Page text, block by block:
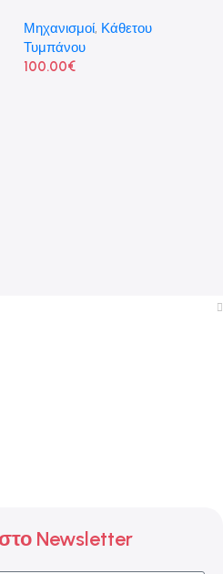
Μηχανισμοί, Κάθετου
Τυμπάνου
100.00€
Newsletter